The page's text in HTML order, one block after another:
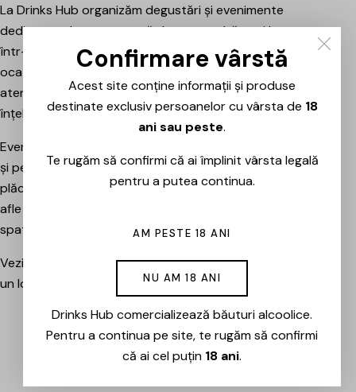
La Drinks Hub organizăm degustări și evenimente
dedicate celor care vor să descopere băuturi bune
într-o atmosferă relaxată. Fiecare întâlnire este o
ocazie de a explora vinuri, spumante sau alte băuturi
atent alese, prezentate și explicate pe scurt pentru a
înțelege mai bine stilul, originea și caracterul fiecăruia.
Evenimentele sunt potrivite atât pentru pasionați, cât
și pentru cei care vor pur și simplu să petreacă o seară
plăcută între prieteni, să descopere băuturi noi și să
afle mai multe despre cramele sau producătorii din
spatele lor.
Vezi evenimentele organizate de Drinks Hub și rezervă
un loc la următoarea degustare.
EVENIMENTE
Confirmare vârstă
Acest site conține informații și produse
destinate exclusiv persoanelor cu vârsta de 18
ani sau peste.
Te rugăm să confirmi că ai împlinit vârsta legală
pentru a putea continua.
AM PESTE 18 ANI
NU AM 18 ANI
Drinks Hub comercializează băuturi alcoolice.
Pentru a continua pe site, te rugăm să confirmi
că ai cel puțin 18 ani.